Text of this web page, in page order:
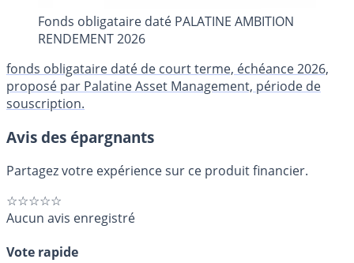
Fonds obligataire daté PALATINE AMBITION
RENDEMENT 2026
fonds obligataire daté de court terme, échéance 2026,
proposé par Palatine Asset Management, période de
souscription.
Avis des épargnants
Partagez votre expérience sur ce produit financier.
☆☆☆☆☆
Aucun avis enregistré
Vote rapide